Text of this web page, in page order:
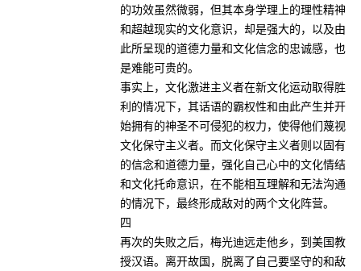
的功效虽然微弱，但其本身学理上的理性精神
和超越现实的文化意识，却是强大的，以及由
此所呈现的道德力量和文化信念的忠诚感，也
是难能可贵的。
事实上，文化激进主义者在新文化运动取得胜
利的情况下，其话语的霸权性和由此产生并开
始拥有的神圣不可侵犯的权力，使得他们蔑视
文化保守主义者。而文化保守主义者则以固有
的信念和道德力量，强化自己心中的文化情结
和文化托命意识，在不能相互理解和无法沟通
的情况下，最终形成敌对的两个文化阵营。
四
再次的失败之后，梅光迪远走他乡，到美国教
授汉语。离开故国，脱离了自己要坚守的和敌